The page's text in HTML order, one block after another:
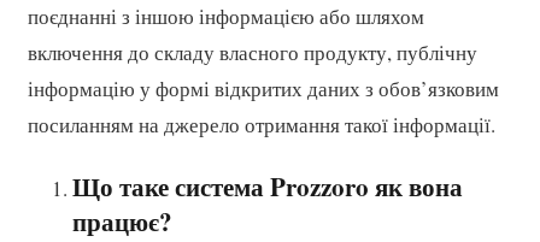
поєднанні з іншою інформацією або шляхом
включення до складу власного продукту, публічну
інформацію у формі відкритих даних з обов’язковим
посиланням на джерело отримання такої інформації.
Що таке система Prozzoro як вона
працює?